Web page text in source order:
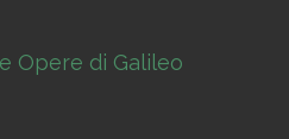
Opere di Galileo